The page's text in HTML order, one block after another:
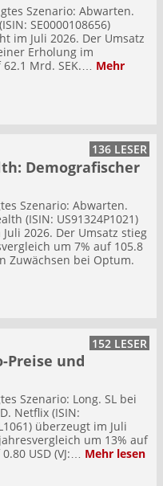
Szenario: Abwarten.
SE0000108656)
im Juli 2026. Der Umsatz
Erholung im
Mrd. SEK.… Mehr
136 LESER
Demografischer
Szenario: Abwarten.
(ISIN: US91324P1021)
2026. Der Umsatz stieg
um 7% auf 105.8
Zuwächsen bei Optum.
152 LESER
Preise und
Szenario: Long. SL bei
Netflix (ISIN:
überzeugt im Juli
um 13% auf
USD (VJ:… Mehr lesen